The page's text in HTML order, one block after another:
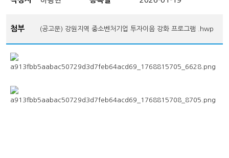
첨부 (공고문) 강원지역 중소벤처기업 투자이음 강화 프로그램 .hwp